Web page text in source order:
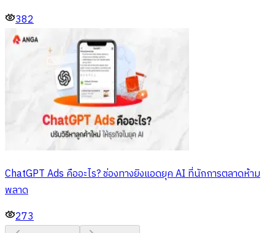
382
ChatGPT Ads คืออะไร? ช่องทางยิงแอดยุค AI ที่นักการตลาดห้าม
พลาด
273